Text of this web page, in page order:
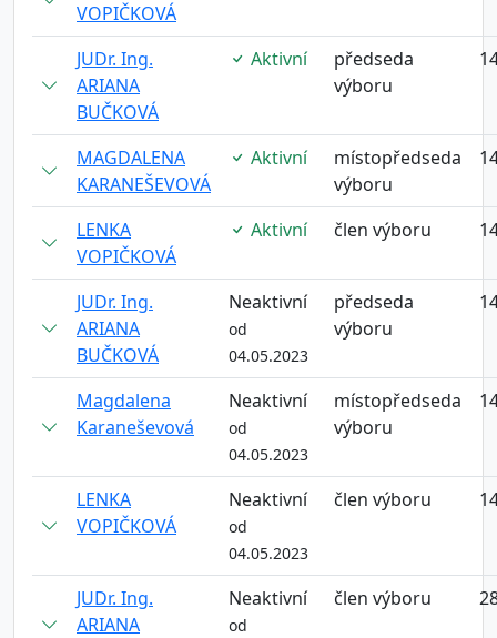
VOPIČKOVÁ
JUDr. Ing.
ARIANA
BUČKOVÁ
Aktivní
předseda
výboru
MAGDALENA
KARANEŠEVOVÁ
Aktivní
místopředseda
výboru
LENKA
VOPIČKOVÁ
Aktivní člen výboru
JUDr. Ing.
ARIANA
BUČKOVÁ
Neaktivní
od
04.05.2023
předseda
výboru
Magdalena
Karaneševová
Neaktivní
od
04.05.2023
místopředseda
výboru
LENKA
VOPIČKOVÁ
Neaktivní
od
04.05.2023
člen výboru
JUDr. Ing.
ARIANA
Neaktivní
od
člen výboru